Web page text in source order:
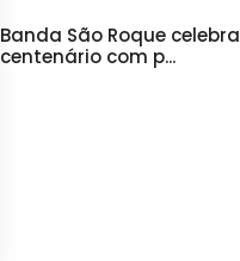
Banda São Roque celebra
centenário com p...